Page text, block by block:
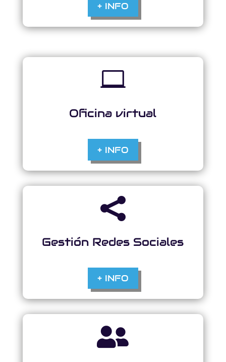
+ INFO

Oficina virtual
+ INFO

Gestión Redes Sociales
+ INFO
